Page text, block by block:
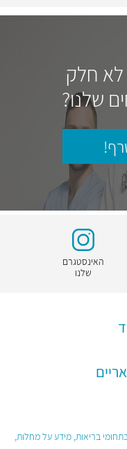
לא חלק
שלנו?
האינסטגרם
שלנו
בריאות, מידע על מחלות,